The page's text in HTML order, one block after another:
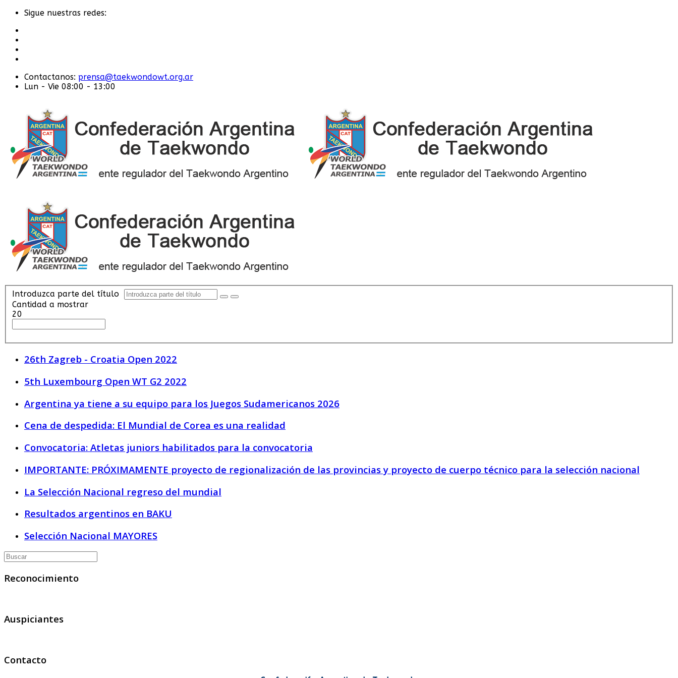
Sigue nuestras redes:
Contactanos: prensa@taekwondowt.org.ar
Lun - Vie 08:00 - 13:00
Introduzca parte del título
Cantidad a mostrar
20
26th Zagreb - Croatia Open 2022
5th Luxembourg Open WT G2 2022
Argentina ya tiene a su equipo para los Juegos Sudamericanos 2026
Cena de despedida: El Mundial de Corea es una realidad
Convocatoria: Atletas juniors habilitados para la convocatoria
IMPORTANTE: PRÓXIMAMENTE proyecto de regionalización de las provincias y proyecto de cuerpo técnico para la selección nacional
La Selección Nacional regreso del mundial
Resultados argentinos en BAKU
Selección Nacional MAYORES
Reconocimiento
Auspiciantes
Contacto